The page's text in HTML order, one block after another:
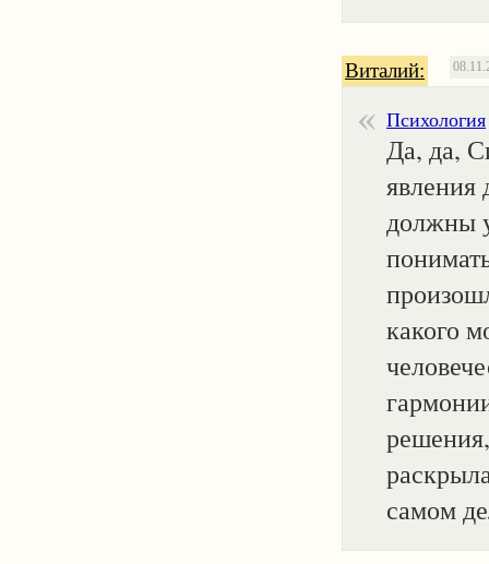
Виталий:
Психология
Да, да,
явления
должны
какого
самом